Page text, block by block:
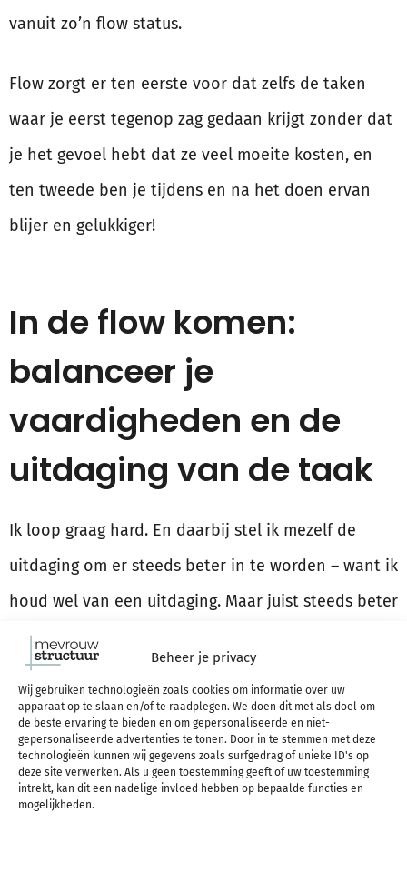
Beheer je privacy
Wij gebruiken technologieën zoals cookies om informatie over uw
apparaat op te slaan en/of te raadplegen. We doen dit met als doel om
de beste ervaring te bieden en om gepersonaliseerde en niet-
gepersonaliseerde advertenties te tonen. Door in te stemmen met deze
technologieën kunnen wij gegevens zoals surfgedrag of unieke ID's op
deze site verwerken. Als u geen toestemming geeft of uw toestemming
intrekt, kan dit een nadelige invloed hebben op bepaalde functies en
mogelijkheden.
vanuit zo’n flow status.
Flow zorgt er ten eerste voor dat zelfs de taken
waar je eerst tegenop zag gedaan krijgt zonder dat
je het gevoel hebt dat ze veel moeite kosten, en
ten tweede ben je tijdens en na het doen ervan
blijer en gelukkiger!
In de flow komen:
balanceer je
vaardigheden en de
uitdaging van de taak
Ik loop graag hard. En daarbij stel ik mezelf de
uitdaging om er steeds beter in te worden – want ik
houd wel van een uitdaging. Maar juist steeds beter
erin worden zorgt er ook voor dat ik het leuk blijf
vinden – want het zorgt ervoor dat ik tijdens het
lopen in een flow kan komen. Door het hardlopen
te trainen, train ik mijn vaardigheden.En dus heb ik
tegelijkertijd een steeds grotere uitdaging nodig om
die gegroeide vaardigheden te balanceren